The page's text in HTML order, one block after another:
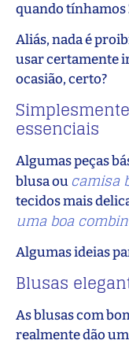
quando
Aliás, nada é
usar certamente
ocasião, certo?
essenciais
Algumas peças
blusa ou camisa
tecidos mais
uma boa
Algumas ideias
Blusas
As blusas com
realmente dão